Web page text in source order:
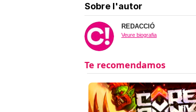
Sobre l'autor
REDACCIÓ
Veure biografia